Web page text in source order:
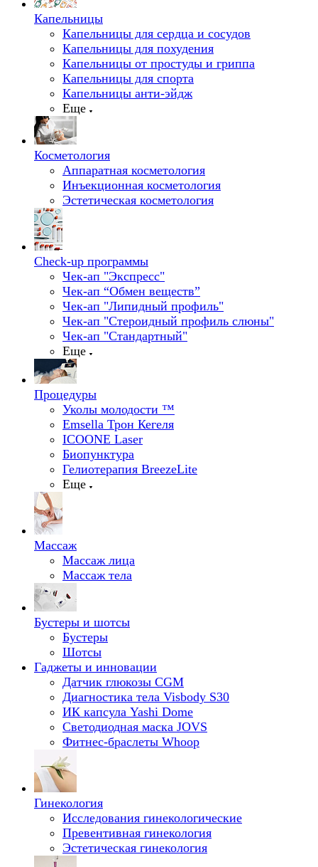
Капельницы
Капельницы для сердца и сосудов
Капельницы для похудения
Капельницы от простуды и гриппа
Капельницы для спорта
Капельницы анти-эйдж
Еще
Косметология
Аппаратная косметология
Инъекционная косметология
Эстетическая косметология
Check-up программы
Чек-ап "Экспресс"
Чек-ап “Обмен веществ”
Чек-ап "Липидный профиль"
Чек-ап "Стероидный профиль слюны"
Чек-ап "Стандартный"
Еще
Процедуры
Уколы молодости ™
Emsella Трон Кегеля
ICOONE Laser
Биопунктура
Гелиотерапия BreezeLite
Еще
Массаж
Массаж лица
Массаж тела
Бустеры и шотсы
Бустеры
Шотсы
Гаджеты и инновации
Датчик глюкозы CGM
Диагностика тела Visbody S30
ИК капсула Yashi Dome
Светодиодная маска JOVS
Фитнес-браслеты Whoop
Гинекология
Исследования гинекологические
Превентивная гинекология
Эстетическая гинекология